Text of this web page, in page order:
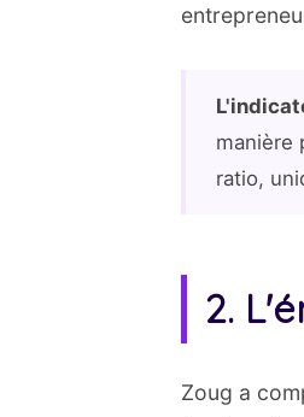
manière
ratio,
2.
Zoug a